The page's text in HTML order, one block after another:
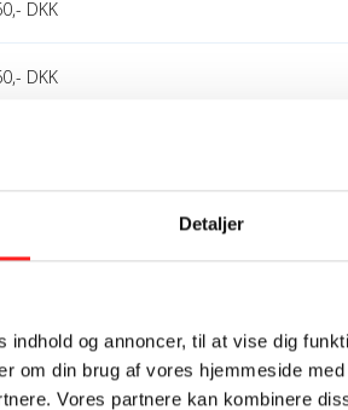
Detaljer
og annoncer, til at vise dig
om din brug af vores hjemmeside
Vores partnere kan kombinere
DKK
DKK
- Udenrigsministeriets Oplysnings- og
Ansvarligt forbrug og produktion